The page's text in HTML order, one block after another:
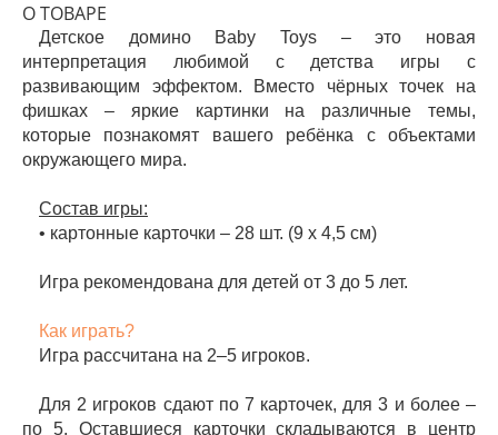
О ТОВАРЕ
Детское домино Baby Toys – это новая
интерпретация любимой с детства игры с
развивающим эффектом. Вместо чёрных точек на
фишках – яркие картинки на различные темы,
которые познакомят вашего ребёнка с объектами
окружающего мира.
Состав игры:
• картонные карточки – 28 шт. (9 х 4,5 см)
Игра рекомендована для детей от 3 до 5 лет.
Как играть?
Игра рассчитана на 2–5 игроков.
Для 2 игроков сдают по 7 карточек, для 3 и более –
по 5. Оставшиеся карточки складываются в центр